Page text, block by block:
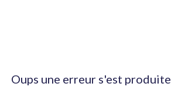
Oups une erreur s'est produite